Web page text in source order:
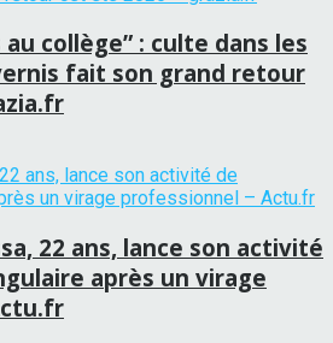
collège” : culte dans les
fait son grand retour
22 ans, lance son activité
après un virage